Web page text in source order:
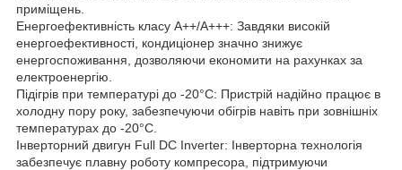
приміщень.
Енергоефективність класу A++/A+++: Завдяки високій
енергоефективності, кондиціонер значно знижує
енергоспоживання, дозволяючи економити на рахунках за
електроенергію.
Підігрів при температурі до -20°C: Пристрій надійно працює в
холодну пору року, забезпечуючи обігрів навіть при зовнішніх
температурах до -20°C.
Інверторний двигун Full DC Inverter: Інверторна технологія
забезпечує плавну роботу компресора, підтримуючи